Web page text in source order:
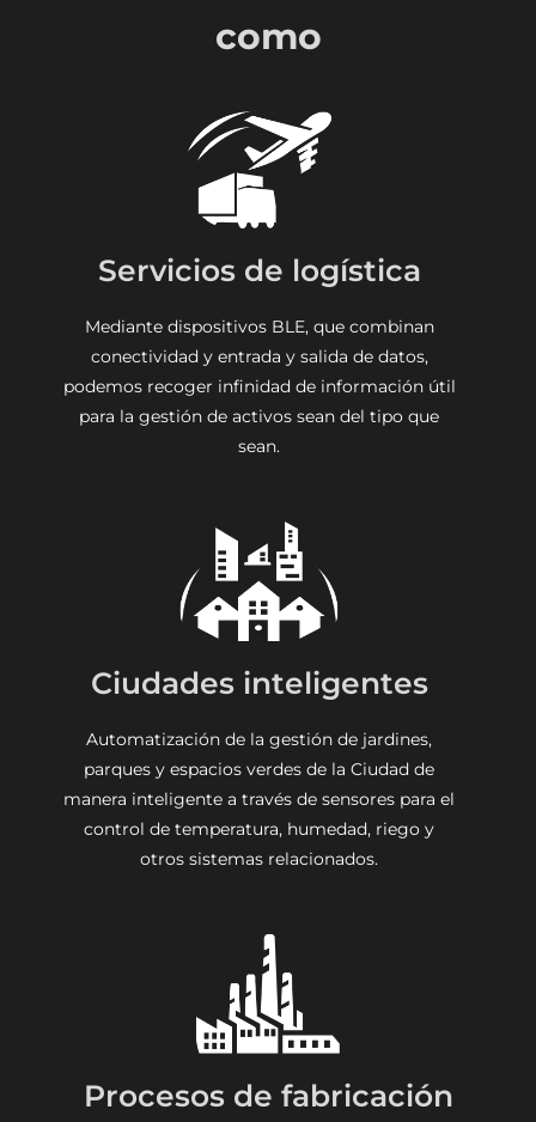
como
Servicios de logística
Mediante dispositivos BLE, que combinan
conectividad y entrada y salida de datos,
podemos recoger infinidad de información útil
para la gestión de activos sean del tipo que
sean.
Ciudades inteligentes
Automatización de la gestión de jardines,
parques y espacios verdes de la Ciudad de
manera inteligente a través de sensores para el
control de temperatura, humedad, riego y
otros sistemas relacionados.
Procesos de fabricación